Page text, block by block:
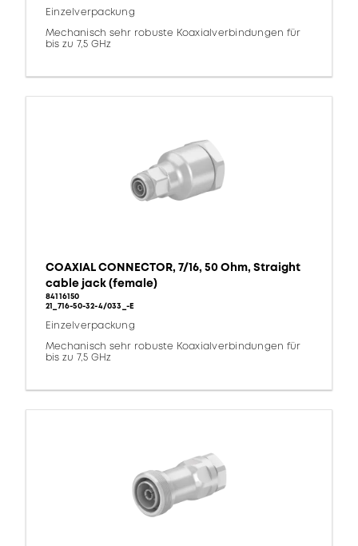
Einzelverpackung
Mechanisch sehr robuste Koaxialverbindungen für
bis zu 7,5 GHz
COAXIAL CONNECTOR, 7/16, 50 Ohm, Straight
cable jack (female)
84116150
21_716-50-32-4/033_-E
Einzelverpackung
Mechanisch sehr robuste Koaxialverbindungen für
bis zu 7,5 GHz